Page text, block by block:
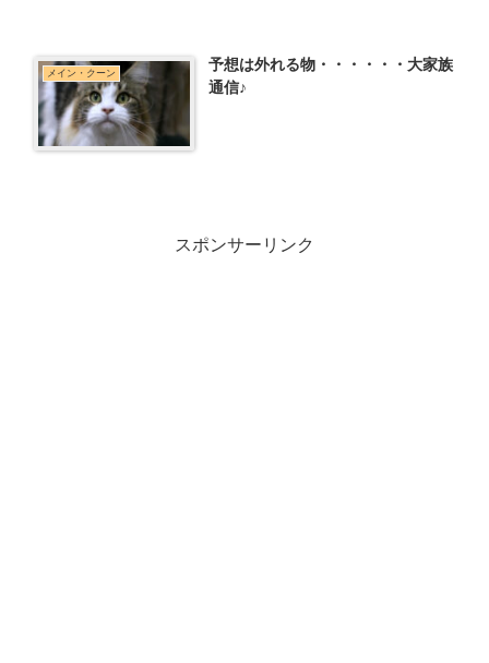
メイン・クーン
予想は外れる物・・・・・・大家族
通信♪
スポンサーリンク